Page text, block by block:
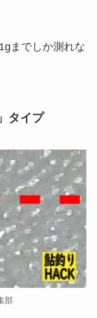
までしか測れな
タイプ
部